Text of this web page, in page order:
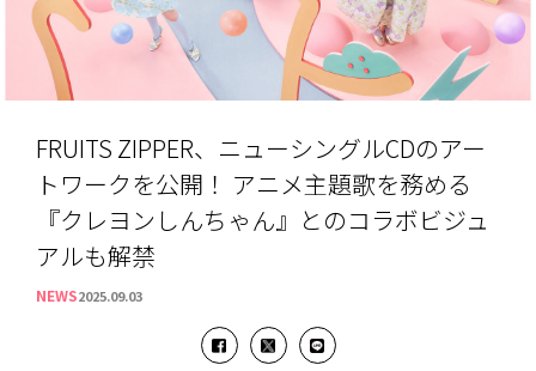
FRUITS ZIPPER、ニューシングルCDのアー
トワークを公開！ アニメ主題歌を務める
『クレヨンしんちゃん』とのコラボビジュ
アルも解禁
NEWS2025.09.03